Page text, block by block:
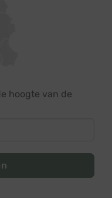
hoogte van de